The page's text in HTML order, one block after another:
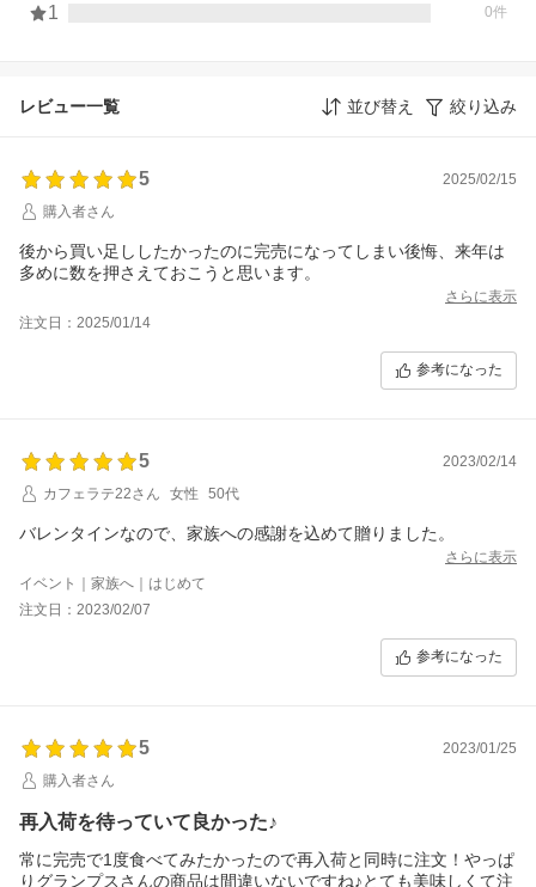
1 0件
レビュー一覧 並び替え 絞り込み
5
2025/02/15
購入者さん
後から買い足ししたかったのに完売になってしまい後悔、来年は
多めに数を押さえておこうと思います。
さらに表示
注文日：2025/01/14
参考になった
5
2023/02/14
カフェラテ22さん
女性 50代
バレンタインなので、家族への感謝を込めて贈りました。
さらに表示
イベント｜家族へ｜はじめて
注文日：2023/02/07
参考になった
5
2023/01/25
購入者さん
再入荷を待っていて良かった♪
常に完売で1度食べてみたかったので再入荷と同時に注文！やっぱ
りグランプスさんの商品は間違いないですね♪とても美味しくて注